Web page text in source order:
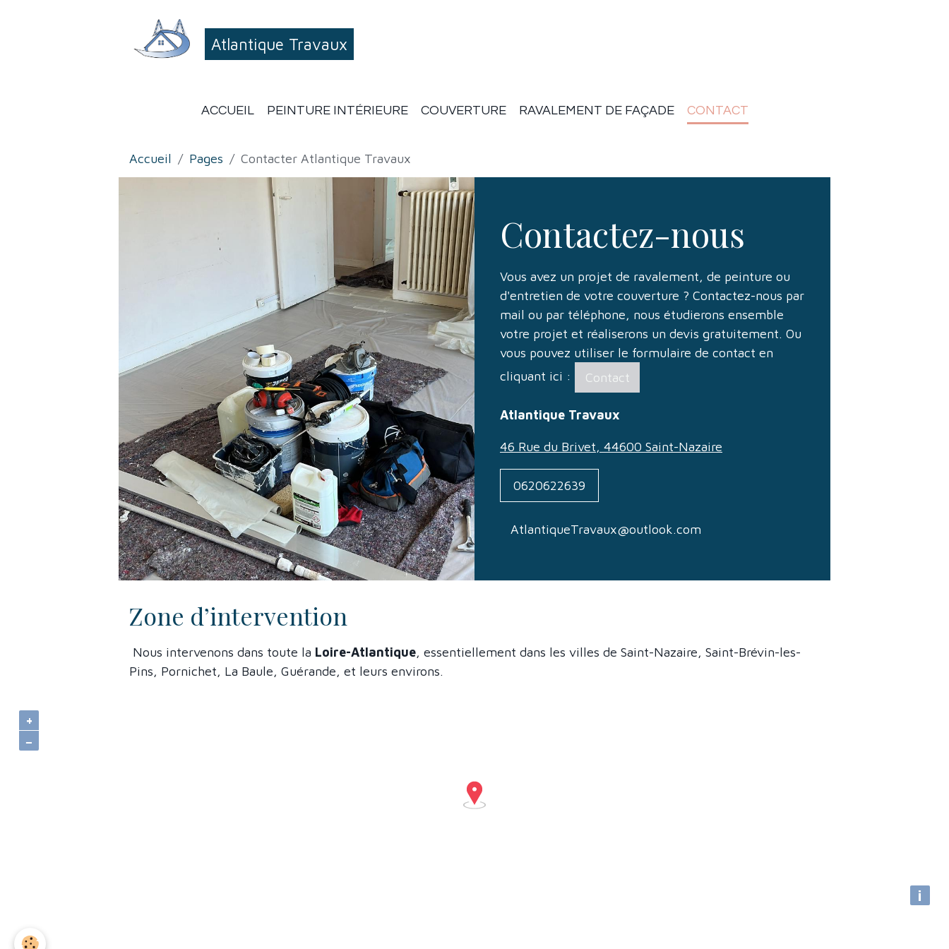
Atlantique Travaux
ACCUEIL PEINTURE INTÉRIEURE COUVERTURE RAVALEMENT DE FAÇADE CONTACT
Accueil Pages Contacter Atlantique Travaux
Contactez-nous
Vous avez un projet de ravalement, de peinture ou
d'entretien de votre couverture ? Contactez-nous par
mail ou par téléphone, nous étudierons ensemble
votre projet et réaliserons un devis gratuitement. Ou
vous pouvez utiliser le formulaire de contact en
cliquant ici :
Contact
Atlantique Travaux
46 Rue du Brivet, 44600 Saint-Nazaire
0620622639
AtlantiqueTravaux@outlook.com
Zone d’intervention
Nous intervenons dans toute la Loire-Atlantique, essentiellement dans les villes de Saint-Nazaire, Saint-Brévin-les-
Pins, Pornichet, La Baule, Guérande, et leurs environs.
+
−
i